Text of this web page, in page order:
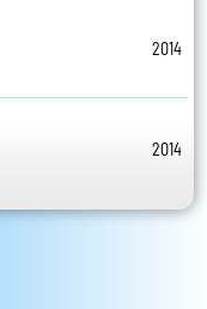
2014
2014